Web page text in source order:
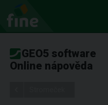
GEO5 software
Online nápověda